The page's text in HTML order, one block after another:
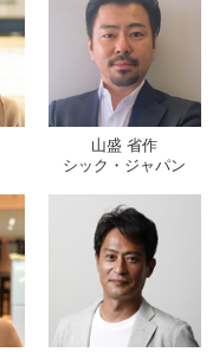
山盛 省作
シック・ジャパン